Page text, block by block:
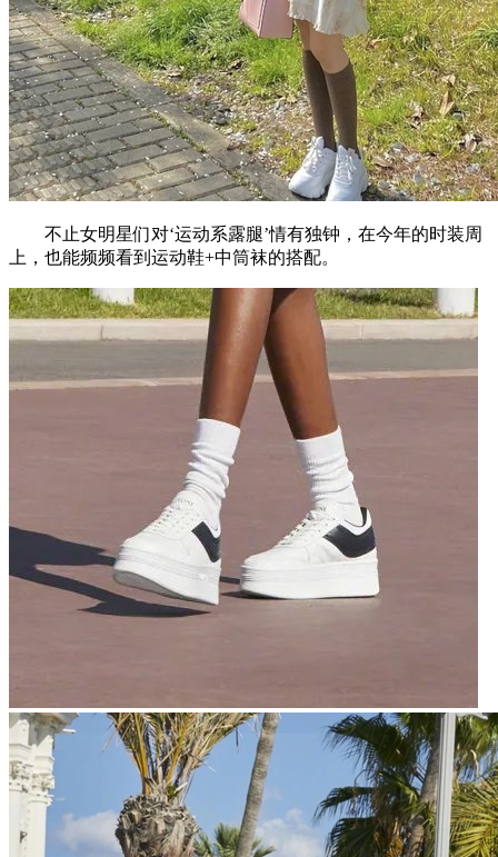
不止女明星们对‘运动系露腿’情有独钟，在今年的时装周
上，也能频频看到运动鞋+中筒袜的搭配。